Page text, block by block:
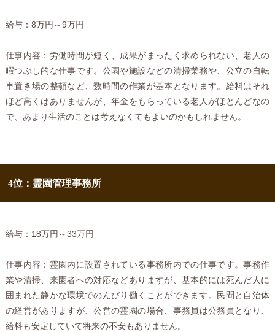
給与：8万円～9万円
仕事内容：労働時間が短く、成果がまったく求められない、老人の
暇つぶし的な仕事です。公園や施設などの清掃業務や、公立の自転
車置き場の整頓など、数時間の作業が基本となります。給料はそれ
ほど高くはありませんが、年金をもらっている老人がほとんどなの
で、あまり生活のことは考えなくてもよいのかもしれません。
4位：霊園管理事務所
給与：18万円～33万円
仕事内容：霊園内に設置されている事務所内での仕事です。事務作
業や清掃、来園者への対応などありますが、基本的には死んだ人に
囲まれた静かな環境でのんびり働くことができます。民間と自治体
の経営がありますが、公営の霊園の場合、事務員は公務員となり、
給料も安定していて将来の不安もありません。